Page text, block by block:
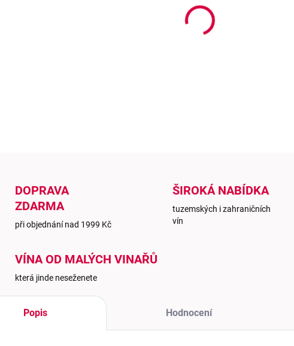
DOPRAVA
ZDARMA
při objednání nad 1999 Kč
ŠIROKÁ NABÍDKA
tuzemských i zahraničních
vín
VÍNA OD MALÝCH VINAŘŮ
která jinde neseženete
Popis Hodnocení